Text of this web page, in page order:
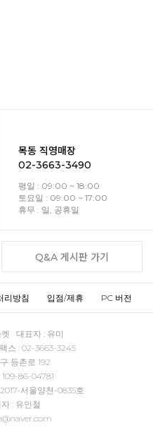
목동 직영매장
02-3663-3490
평일 : 09:00 ~ 18:00
토요일 : 09:00 ~ 17:00
휴무 : 일, 공휴일
Q&A 게시판 가기
리방침 입점/제휴 PC 버전
켓 대표자 : 유미
스 : 02-3663-3245
등촌로 192
86-04781
서울양천-0835호
: 유인철